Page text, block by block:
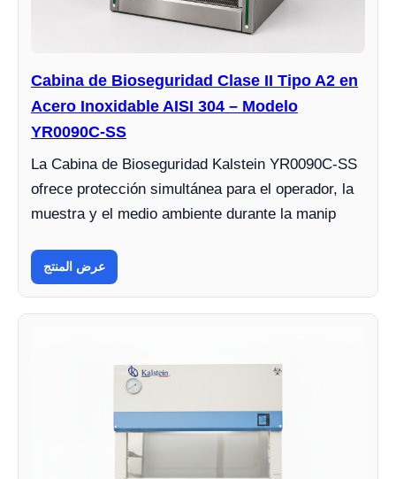
Cabina de Bioseguridad Clase II Tipo A2 en
Acero Inoxidable AISI 304 – Modelo
YR0090C-SS
La Cabina de Bioseguridad Kalstein YR0090C-SS
ofrece protección simultánea para el operador, la
muestra y el medio ambiente durante la manip
عرض المنتج